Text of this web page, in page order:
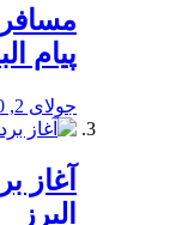
پیام
جولای 2, 2020
آغاز
البرز